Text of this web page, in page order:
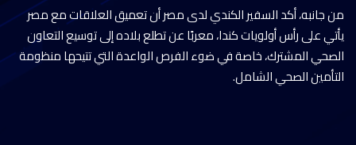
من جانبه، أكد السفير الكندي لدى مصر أن تعميق العلاقات مع مصر
يأتي على رأس أولويات كندا، معربًا عن تطلع بلاده إلى توسيع التعاون
الصحي المشترك، خاصة في ضوء الفرص الواعدة التي تتيحها منظومة
التأمين الصحي الشامل.